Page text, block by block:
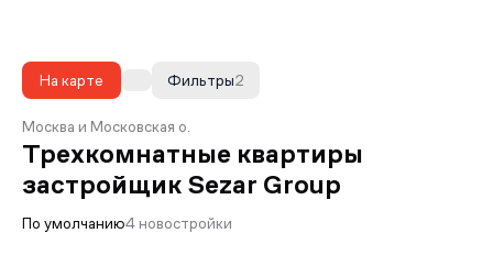
На карте 2
Фильтры
Москва и Московская о.
Трехкомнатные квартиры
застройщик Sezar Group
По умолчанию4 новостройки